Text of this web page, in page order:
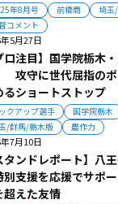
年8月号 前橋商
埼玉
コメント
5月27日
ロ注目】国学院栃木
攻守に世代屈指の
るショートストップ
クアップ選手
国学院栃木
/群馬/栃木版
農作力
7月10日
タンドレポート】八
別支援を応援でサポ
超えた友情